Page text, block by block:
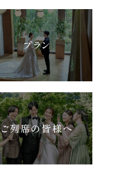
プラン
ご列席の皆様へ